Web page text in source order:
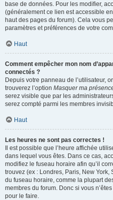
base de données. Pour les modifier,
(généralement ce lien est accessible
haut des pages du forum). Cela vous
paramètres et préférences de votre
Haut
Comment empêcher mon nom
connectés ?
Depuis votre panneau de l’utilisateur,
trouverez l’option Masquer ma
serez visible que par les
serez compté parmi les membres
Haut
Les heures ne sont pas correctes !
Il est possible que l’heure affichée
dans lequel vous êtes. Dans ce cas,
modifiez le fuseau horaire afin qu’il
trouvez (ex : Londres, Paris, New
du fuseau horaire, comme la plupart
membres du forum. Donc si vous
pour le faire.